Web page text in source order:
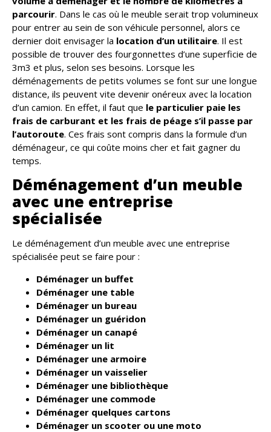
parcourir. Dans le cas où le meuble serait trop volumineux
pour entrer au sein de son véhicule personnel, alors ce
dernier doit envisager la location d’un utilitaire. Il est
possible de trouver des fourgonnettes d’une superficie de
3m3 et plus, selon ses besoins. Lorsque les
déménagements de petits volumes se font sur une longue
distance, ils peuvent vite devenir onéreux avec la location
d’un camion. En effet, il faut que le particulier paie les
frais de carburant et les frais de péage s’il passe par
l’autoroute. Ces frais sont compris dans la formule d’un
déménageur, ce qui coûte moins cher et fait gagner du
temps.
Déménagement d’un meuble
avec une entreprise
spécialisée
Le déménagement d’un meuble avec une entreprise
spécialisée peut se faire pour :
Déménager un buffet
Déménager une table
Déménager un bureau
Déménager un guéridon
Déménager un canapé
Déménager un lit
Déménager une armoire
Déménager un vaisselier
Déménager une bibliothèque
Déménager une commode
Déménager quelques cartons
Déménager un scooter ou une moto